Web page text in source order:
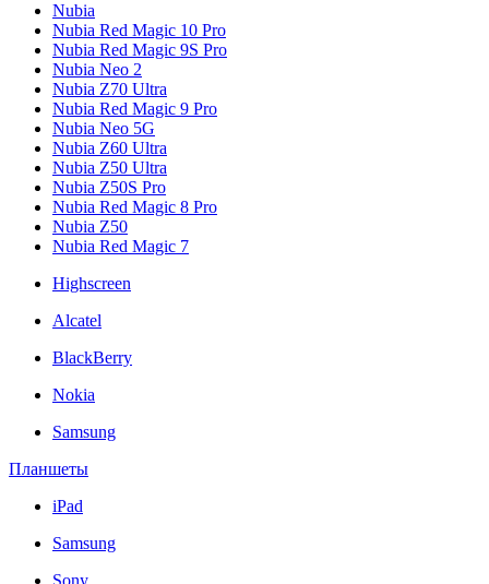
Nubia
Nubia Red Magic 10 Pro
Nubia Red Magic 9S Pro
Nubia Neo 2
Nubia Z70 Ultra
Nubia Red Magic 9 Pro
Nubia Neo 5G
Nubia Z60 Ultra
Nubia Z50 Ultra
Nubia Z50S Pro
Nubia Red Magic 8 Pro
Nubia Z50
Nubia Red Magic 7
Highscreen
Alcatel
BlackBerry
Nokia
Samsung
Планшеты
iPad
Samsung
Sony